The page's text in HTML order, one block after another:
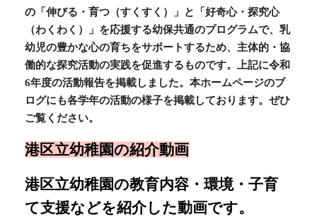
港区立幼稚園の教育内容・環境・子育
て支援などを紹介した動画です。
ぜひご覧ください。
https://www.city.minato.tokyo.jp/kouhou/movie/2409-
gakumu.html